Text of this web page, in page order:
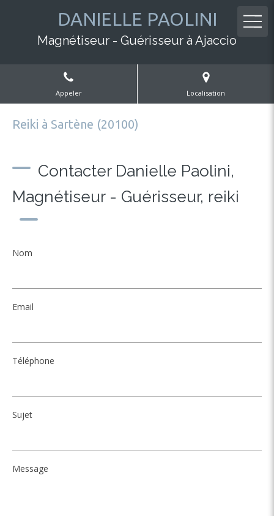
DANIELLE PAOLINI
Magnétiseur - Guérisseur à Ajaccio
Appeler Localisation
Reiki à Sartène (20100)
Contacter Danielle Paolini,
Magnétiseur - Guérisseur, reiki
Nom
Email
Téléphone
Sujet
Message